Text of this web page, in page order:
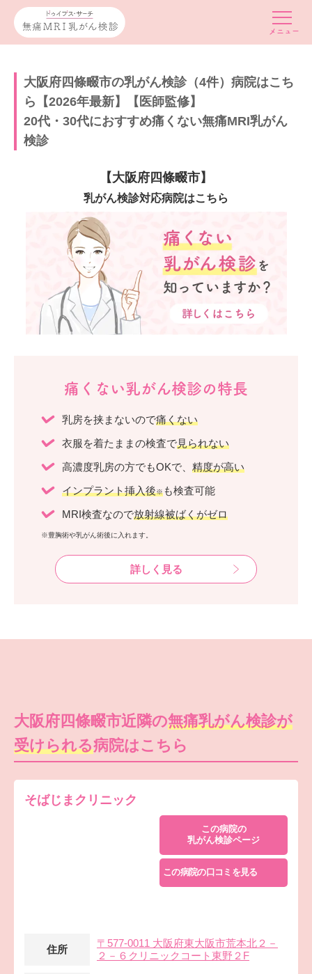
大阪府四條畷市の乳がん検診（4件）病院はこち
ら【2026年最新】【医師監修】
20代・30代におすすめ痛くない無痛MRI乳がん
検診
【大阪府四條畷市】
乳がん検診対応病院はこちら
痛くない乳がん検診の特長
乳房を挟まないので痛くない
衣服を着たままの検査で見られない
高濃度乳房の方でもOKで、 精度が高い
インプラント挿入後※ も検査可能
MRI検査なので放射線被ばくがゼロ
※豊胸術や乳がん術後に入れます。
詳しく見る
大阪府四條畷市近隣の無痛乳がん検診が
受けられる病院はこちら
そばじまクリニック
この病院の
乳がん検診ページ
この病院の口コミを見る
住所
〒577-0011 大阪府東大阪市荒本北２－
２－６クリニックコート東野２F